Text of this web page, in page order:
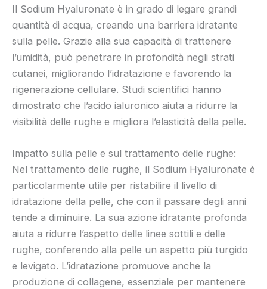
Il Sodium Hyaluronate è in grado di legare grandi
quantità di acqua, creando una barriera idratante
sulla pelle. Grazie alla sua capacità di trattenere
l’umidità, può penetrare in profondità negli strati
cutanei, migliorando l’idratazione e favorendo la
rigenerazione cellulare. Studi scientifici hanno
dimostrato che l’acido ialuronico aiuta a ridurre la
visibilità delle rughe e migliora l’elasticità della pelle.
Impatto sulla pelle e sul trattamento delle rughe:
Nel trattamento delle rughe, il Sodium Hyaluronate è
particolarmente utile per ristabilire il livello di
idratazione della pelle, che con il passare degli anni
tende a diminuire. La sua azione idratante profonda
aiuta a ridurre l’aspetto delle linee sottili e delle
rughe, conferendo alla pelle un aspetto più turgido
e levigato. L’idratazione promuove anche la
produzione di collagene, essenziale per mantenere